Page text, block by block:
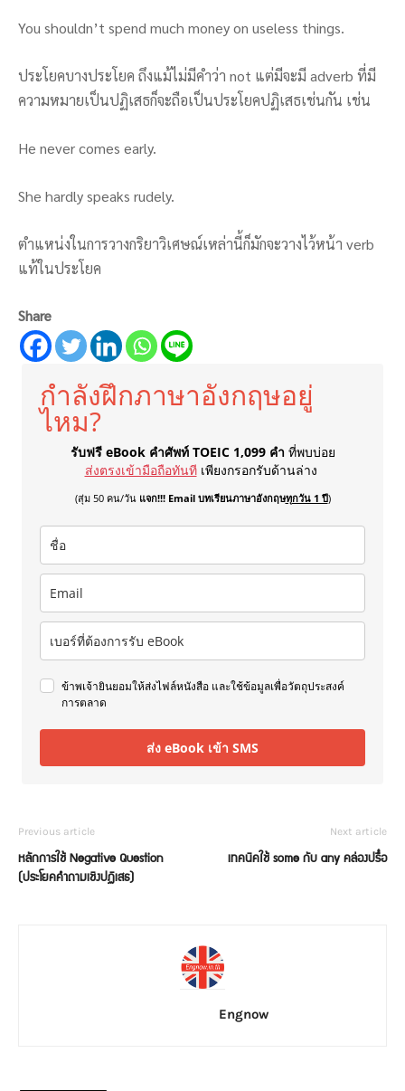
You shouldn’t spend much money on useless things.
ประโยคบางประโยค ถึงแม้ไม่มีคำว่า not แต่มีจะมี adverb ที่มี
ความหมายเป็นปฏิเสธก็จะถือเป็นประโยคปฏิเสธเช่นกัน เช่น
He never comes early.
She hardly speaks rudely.
ตำแหน่งในการวางกริยาวิเศษณ์เหล่านี้ก็มักจะวางไว้หน้า verb
แท้ในประโยค
Share
กำลังฝึกภาษาอังกฤษอยู่
ไหม?
รับฟรี eBook คำศัพท์ TOEIC 1,099 คำ ที่พบบ่อย
ส่งตรงเข้ามือถือทันที เพียงกรอกรับด้านล่าง
(สุ่ม 50 คน/วัน แจก!!! Email บทเรียนภาษาอังกฤษทุกวัน 1 ปี)
ข้าพเจ้ายินยอมให้ส่งไฟล์หนังสือ และใช้ข้อมูลเพื่อวัตถุประสงค์
การตลาด
ส่ง eBook เข้า SMS
Previous article
หลักการใช้ Negative Question
(ประโยคคำถามเชิงปฏิเสธ)
Next article
เทคนิคใช้ some กับ any คล่องปรื๋อ
Engnow